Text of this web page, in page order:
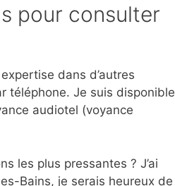
pour consulter
dans d’autres
téléphone. Je suis disponible
audiotel (voyance
les plus pressantes ? J’ai
Bains, je serais heureux de